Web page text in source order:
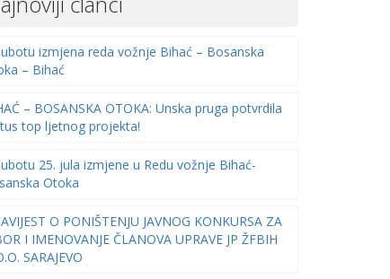
izmjena reda vožnje Bihać – Bosanska
– Bihać
– BOSANSKA OTOKA: Unska pruga potvrdila
top ljetnog projekta!
25. jula izmjene u Redu vožnje Bihać-
Otoka
O PONIŠTENJU JAVNOG KONKURSA ZA
I IMENOVANJE ČLANOVA UPRAVE JP ŽFBIH
SARAJEVO